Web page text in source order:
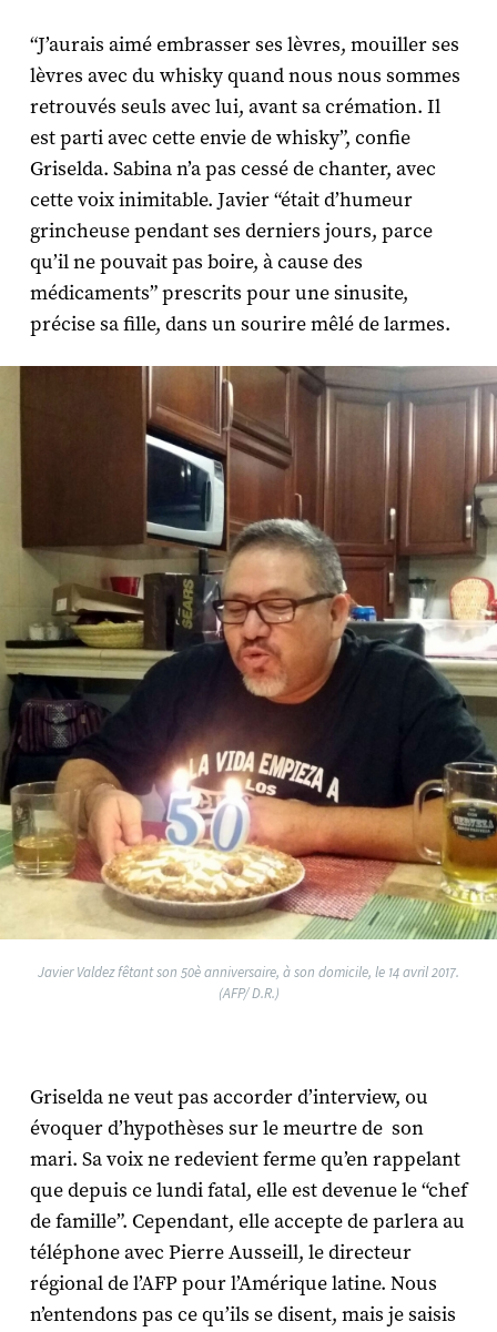
“J’aurais aimé embrasser ses lèvres, mouiller ses
lèvres avec du whisky quand nous nous sommes
retrouvés seuls avec lui, avant sa crémation. Il
est parti avec cette envie de whisky”, confie
Griselda. Sabina n’a pas cessé de chanter, avec
cette voix inimitable. Javier “était d’humeur
grincheuse pendant ses derniers jours, parce
qu’il ne pouvait pas boire, à cause des
médicaments” prescrits pour une sinusite,
précise sa fille, dans un sourire mêlé de larmes.
Javier Valdez fêtant son 50è anniversaire, à son domicile, le 14 avril 2017.
(AFP/ D.R.)
Griselda ne veut pas accorder d’interview, ou
évoquer d’hypothèses sur le meurtre de son
mari. Sa voix ne redevient ferme qu’en rappelant
que depuis ce lundi fatal, elle est devenue le “chef
de famille”. Cependant, elle accepte de parlera au
téléphone avec Pierre Ausseill, le directeur
régional de l’AFP pour l’Amérique latine. Nous
n’entendons pas ce qu’ils se disent, mais je saisis